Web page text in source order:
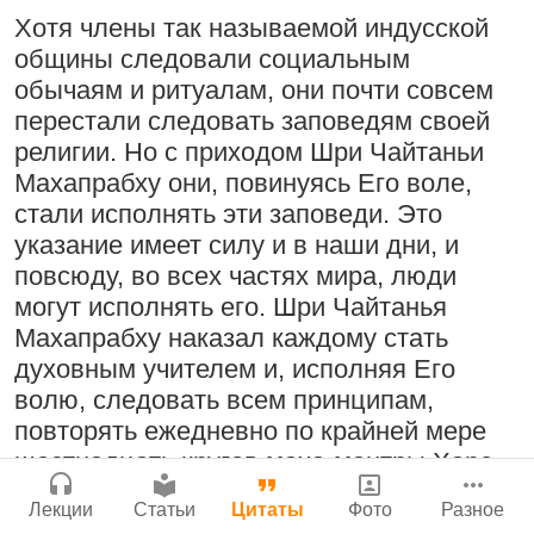
Бог, наука и атеизм, часть 2: Хвала
слушателям!
9:25 17 июля 2024|
Атланта, Джорджия, США
Поклоняться Бхактивиноду Тхакуру,
исполняя его бхаджаны
1:14:02
12 сентября
2008 |Бойсе, Айдахо, США
Радхарани — глава департамента
служений
1:05:35 | 7 сентября 2008|
Мы теряем нормальную жизнь и слава
Богу!
29 июля 2026| Васух|
Вишну-сахасра-нама
Богатство, которое не спрятать в
сундук
28 июля 2026 Васух
Вишну-сахасра-нама
Где живет Верховная Личность Бога?
Каков адрес Вишну?
Хотя члены так называемой индусской
общины следовали социальным
обычаям и ритуалам, они почти совсем
перестали следовать заповедям своей
религии. Но с приходом Шри Чайтаньи
Махапрабху они, повинуясь Его воле,
стали исполнять эти заповеди. Это
указание имеет силу и в наши дни, и
повсюду, во всех частях мира, люди
могут исполнять его. Шри Чайтанья
Махапрабху наказал каждому стать
духовным учителем и, исполняя Его
волю, следовать всем принципам,
повторять ежедневно по крайней мере
шестнадцать кругов маха-мантры Харе
Кришна на четках и проповедовать
учение сознания Кришны по всему миру.
Джанмаштами в Тбилиси 2025
Сайт
Войти |Регистрация|История версий
Инструкция
Лекции Статьи Цитаты Фото Разное